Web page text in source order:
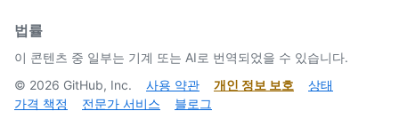
법률
이 콘텐츠 중 일부는 기계 또는 AI로 번역되었을 수 있습니다.
© 2026 GitHub, Inc. 사용 약관 개인 정보 보호
상태
가격 책정
전문가 서비스 블로그